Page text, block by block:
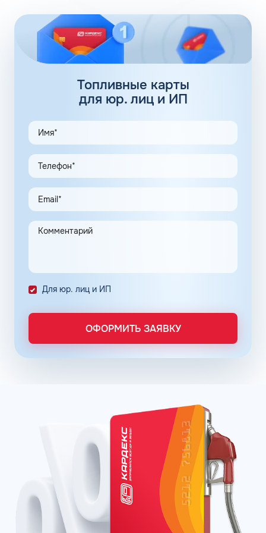
прогрев машины. Косвенное влияние на скорость
прогрева также оказывает фракционный состав
жидкости.
92 бензин: присадки
Базовые присадки для бензина, добавляющиеся в
жидкость еще на этапе производства, бывают двух
типов:
повышающие октановое число;
адсорбирующие.
Полная информация о добавках, содержащихся в марке
Нефтяные корпорации находятся в постоянном поиске
энергоэффективность мотора, снижающих общий
премиальных продуктов на основе неэтилированного
Популярные фирменные линейки бензинов:
ОПТИ – в сети АЗС Газпромнефть;
Пульсар – в сети АЗС Роснефть;
Танеко – в сети АЗС Татнефть.
Преимущества брендовых бензинов доказываются
увеличение пути, которое машина может проехать
после заправки бака, что в итоге обеспечивает
экономию до 12%;
сохранение чистоты форсунок и клапанов до 99%.
Отзывы покупателей говорят о том, что увидеть
стабильную выгоду при пользовании улучшенных
продуктов можно через три месяца постоянной
заправки.
Топливные карты
для юр. лиц и ИП
Для юр. лиц и ИП
ОФОРМИТЬ ЗАЯВКУ